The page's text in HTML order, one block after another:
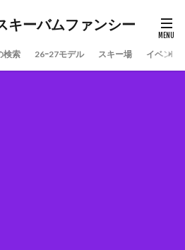
キーバムファンシー
検索 26ｰ27モデル スキー場 イベント